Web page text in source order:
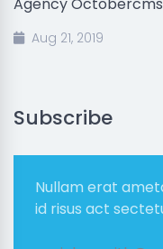
Aug 21, 2019
Subscribe
Nullam erat
id risus act